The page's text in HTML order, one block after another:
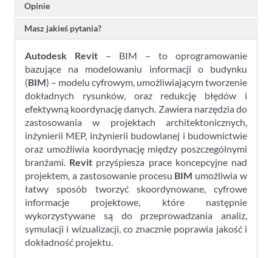
Opinie
Masz jakieś pytania?
Autodesk Revit – BIM – to oprogramowanie
bazujące na modelowaniu informacji o budynku
(BIM) – modelu cyfrowym, umożliwiającym tworzenie
dokładnych rysunków, oraz redukcję błędów i
efektywną koordynację danych. Zawiera narzędzia do
zastosowania w projektach architektonicznych,
inżynierii MEP, inżynierii budowlanej i budownictwie
oraz umożliwia koordynację między poszczególnymi
branżami. Revit przyśpiesza prace koncepcyjne nad
projektem, a zastosowanie procesu BIM umożliwia w
łatwy sposób tworzyć skoordynowane, cyfrowe
informacje projektowe, które następnie
wykorzystywane są do przeprowadzania analiz,
symulacji i wizualizacji, co znacznie poprawia jakość i
dokładność projektu.